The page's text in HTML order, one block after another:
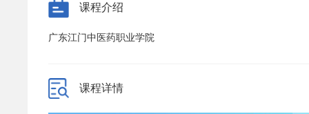
课程介绍
广东江门中医药职业学院
课程详情